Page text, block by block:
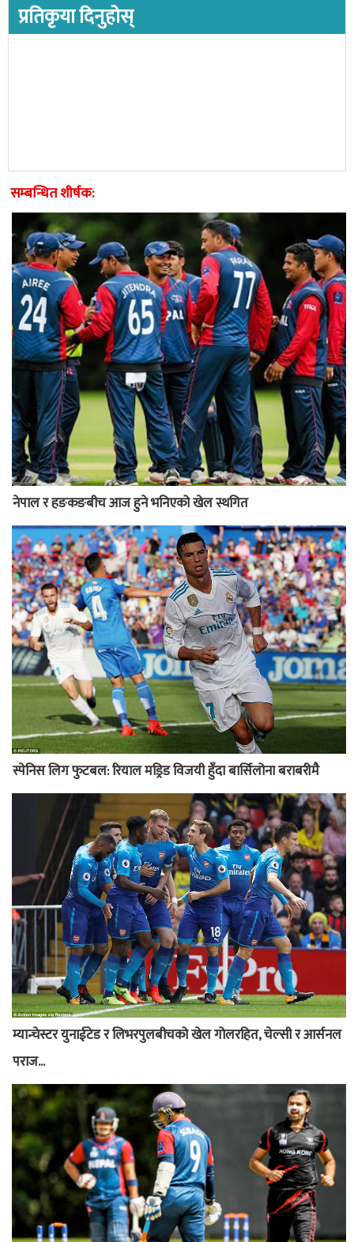
प्रतिकृया दिनुहोस्
सम्बन्धित शीर्षक:
नेपाल र हङकङबीच आज हुने भनिएको खेल स्थगित
स्पेनिस लिग फुटबल: रियाल मड्रिड विजयी हुँदा बार्सिलोना बराबरीमै
म्यान्चेस्टर युनाईटेड र लिभरपुलबीचको खेल गोलरहित, चेल्सी र आर्सनल
पराज...